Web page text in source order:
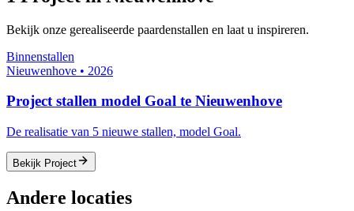
Bekijk onze gerealiseerde paardenstallen en laat u inspireren.
Binnenstallen
Nieuwenhove • 2026
Project stallen model Goal te Nieuwenhove
De realisatie van 5 nieuwe stallen, model Goal.
Bekijk Project
Andere locaties